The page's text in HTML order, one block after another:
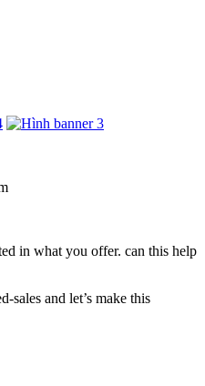
in what you offer. can this help
sales and let’s make this